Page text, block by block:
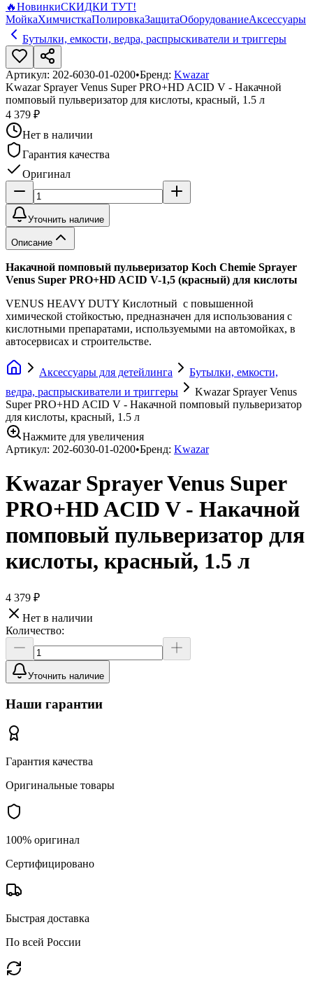
🔥НовинкиСКИДКИ ТУТ!
МойкаХимчисткаПолировкаЗащитаОборудованиеАксессуары
Бутылки, емкости, ведра, распрыскиватели и триггеры
Артикул: 202-6030-01-0200•Бренд: Kwazar
Kwazar Sprayer Venus Super PRO+HD ACID V - Накачной
помповый пульверизатор для кислоты, красный, 1.5 л
4 379 ₽
Нет в наличии
Гарантия качества
Оригинал
Уточнить наличие
Описание
Накачной помповый пульверизатор Koch Chemie Sprayer
Venus Super PRO+HD ACID V-1,5 (красный) для кислоты
VENUS HEAVY DUTY Кислотный с повышенной
химической стойкостью, предназначен для использования с
кислотными препаратами, используемыми на автомойках, в
автосервисах и строительстве.
Аксессуары для детейлинга
Бутылки, емкости,
ведра, распрыскиватели и триггеры
Kwazar Sprayer Venus
Super PRO+HD ACID V - Накачной помповый пульверизатор
для кислоты, красный, 1.5 л
Нажмите для увеличения
Артикул: 202-6030-01-0200•Бренд: Kwazar
Kwazar Sprayer Venus Super
PRO+HD ACID V - Накачной
помповый пульверизатор для
кислоты, красный, 1.5 л
4 379 ₽
Нет в наличии
Количество:
Уточнить наличие
Наши гарантии
Гарантия качества
Оригинальные товары
100% оригинал
Сертифицировано
Быстрая доставка
По всей России